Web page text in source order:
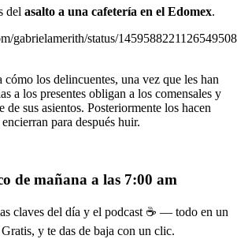
del asalto a una cafetería en el Edomex.
gabrielamerith/status/
cómo los delincuentes, una vez que les han
a los presentes obligan a los comensales y
de sus asientos. Posteriormente los hacen
para después huir.
de mañana a las 7:00 am
claves del día y el podcast ☕ — todo en un
y te das de baja con un clic.